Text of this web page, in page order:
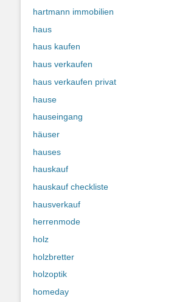
hartmann immobilien
haus
haus kaufen
haus verkaufen
haus verkaufen privat
hause
hauseingang
häuser
hauses
hauskauf
hauskauf checkliste
hausverkauf
herrenmode
holz
holzbretter
holzoptik
homeday